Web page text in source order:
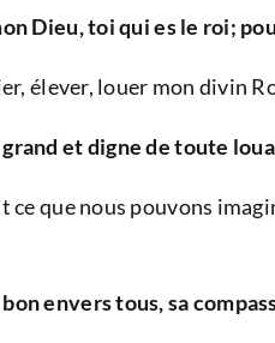
Dieu, toi qui es le roi;
élever, louer mon divin
et digne de toute
ce que nous pouvons
envers tous, sa